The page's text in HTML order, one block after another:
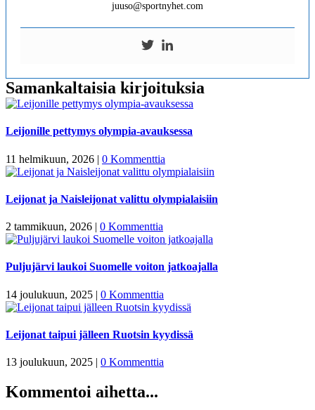
juuso@sportnyhet.com
Samankaltaisia kirjoituksia
Leijonille pettymys olympia-avauksessa
11 helmikuun, 2026 | 0 Kommenttia
Leijonat ja Naisleijonat valittu olympialaisiin
2 tammikuun, 2026 | 0 Kommenttia
Puljujärvi laukoi Suomelle voiton jatkoajalla
14 joulukuun, 2025 | 0 Kommenttia
Leijonat taipui jälleen Ruotsin kyydissä
13 joulukuun, 2025 | 0 Kommenttia
Kommentoi aihetta...